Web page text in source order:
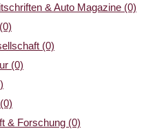
& Auto Magazine (0)
(0)
(0)
(0)
(0)
& Forschung (0)